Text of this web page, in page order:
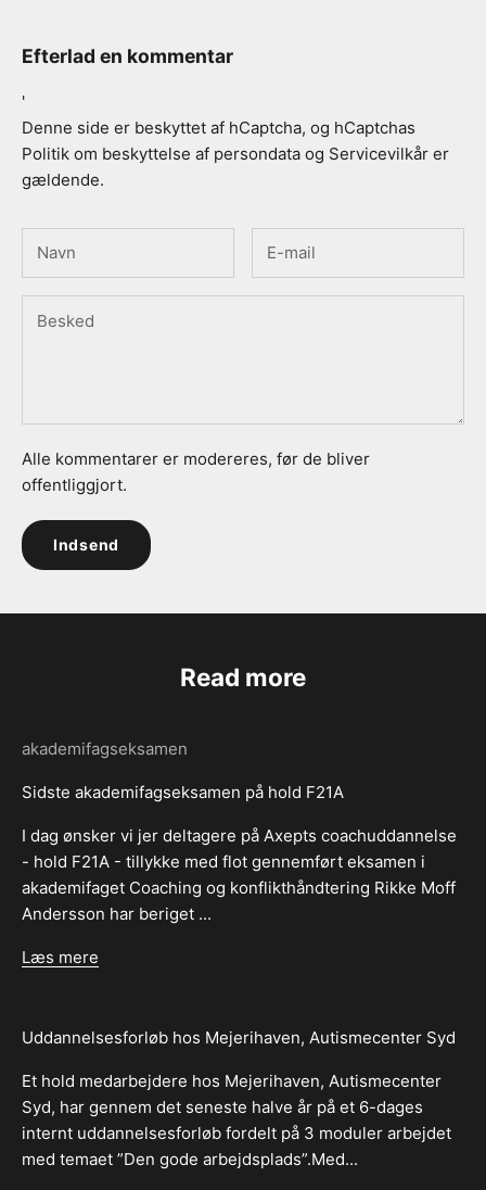
Efterlad en kommentar
'
Denne side er beskyttet af hCaptcha, og hCaptchas
Politik om beskyttelse af persondata og Servicevilkår er
gældende.
Alle kommentarer er modereres, før de bliver
offentliggjort.
Indsend
Read more
akademifagseksamen
Sidste akademifagseksamen på hold F21A
I dag ønsker vi jer deltagere på Axepts coachuddannelse
- hold F21A - tillykke med flot gennemført eksamen i
akademifaget Coaching og konflikthåndtering Rikke Moff
Andersson har beriget ...
Læs mere
Uddannelsesforløb hos Mejerihaven, Autismecenter Syd
Et hold medarbejdere hos Mejerihaven, Autismecenter
Syd, har gennem det seneste halve år på et 6-dages
internt uddannelsesforløb fordelt på 3 moduler arbejdet
med temaet ”Den gode arbejdsplads”.Med...